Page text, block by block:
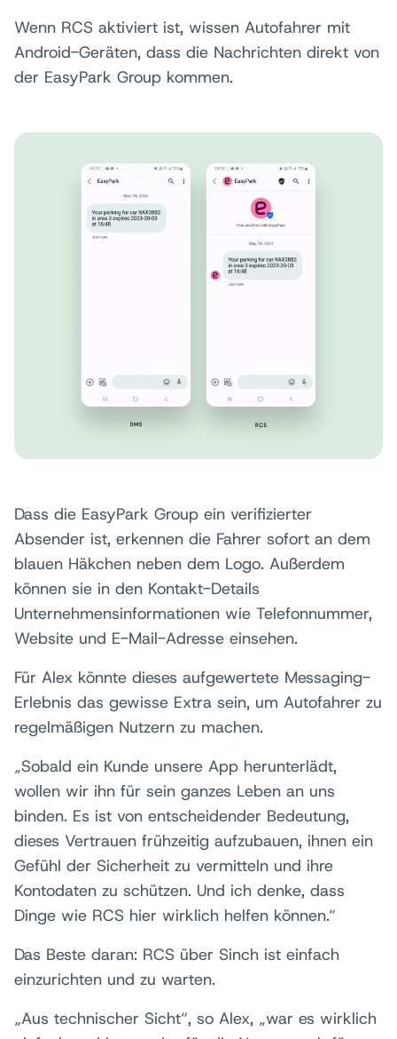
Wenn RCS aktiviert ist, wissen Autofahrer mit
Android-Geräten, dass die Nachrichten direkt von
der EasyPark Group kommen.
Dass die EasyPark Group ein verifizierter
Absender ist, erkennen die Fahrer sofort an dem
blauen Häkchen neben dem Logo. Außerdem
können sie in den Kontakt-Details
Unternehmensinformationen wie Telefonnummer,
Website und E-Mail-Adresse einsehen.
Für Alex könnte dieses aufgewertete Messaging-
Erlebnis das gewisse Extra sein, um Autofahrer zu
regelmäßigen Nutzern zu machen.
„Sobald ein Kunde unsere App herunterlädt,
wollen wir ihn für sein ganzes Leben an uns
binden. Es ist von entscheidender Bedeutung,
dieses Vertrauen frühzeitig aufzubauen, ihnen ein
Gefühl der Sicherheit zu vermitteln und ihre
Kontodaten zu schützen. Und ich denke, dass
Dinge wie RCS hier wirklich helfen können.“
Das Beste daran: RCS über Sinch ist einfach
einzurichten und zu warten.
„Aus technischer Sicht“, so Alex, „war es wirklich